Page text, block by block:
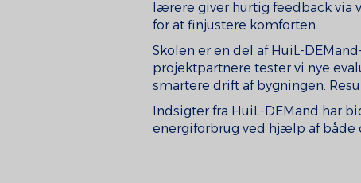
lærere giver hurtig feedback via
for at finjustere komforten.
Skolen er en del af HuiL-
projektpartnere tester vi nye
smartere drift af bygningen.
Indsigter fra HuiL-DEMand har
energiforbrug ved hjælp af både